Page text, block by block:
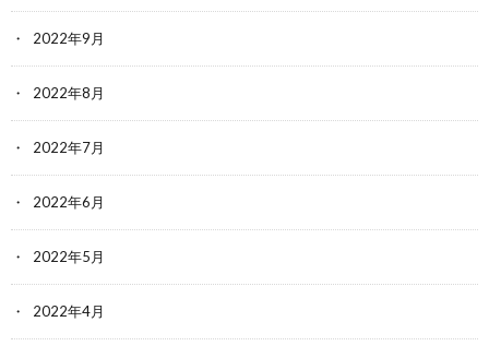
2022年9月
2022年8月
2022年7月
2022年6月
2022年5月
2022年4月